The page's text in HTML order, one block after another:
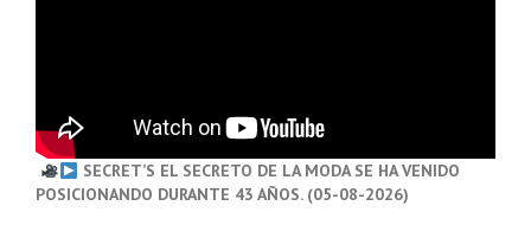
SECRET’S EL SECRETO DE LA MODA SE HA VENIDO
POSICIONANDO DURANTE 43 AÑOS. (05-08-2026)